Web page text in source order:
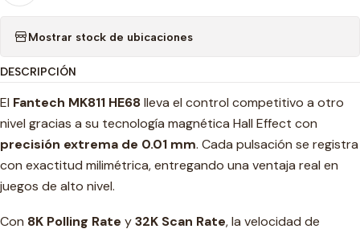
Mostrar stock de ubicaciones
DESCRIPCIÓN
El Fantech MK811 HE68lleva el control competitivo a otro
nivel gracias a su tecnología magnética Hall Effect con
precisión extrema de 0.01 mm. Cada pulsación se registra
con exactitud milimétrica, entregando una ventaja real en
juegos de alto nivel.
Con 8K Polling Rate y32K Scan Rate, la velocidad de